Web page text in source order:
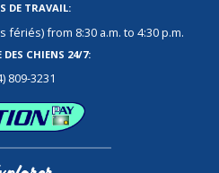
DE TRAVAIL:
from 8:30 a.m. to 4:30 p.m.
DES CHIENS 24/7:
809-3231